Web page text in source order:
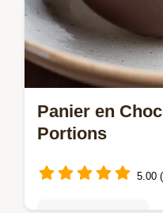
Panier en
Portions
5.00